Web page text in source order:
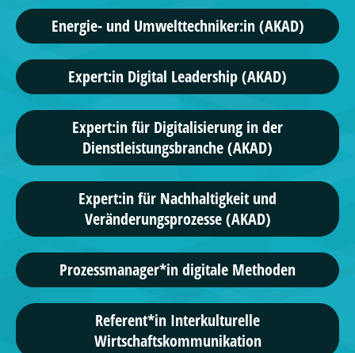
Energie- und Umwelttechniker:in (AKAD)
Expert:in Digital Leadership (AKAD)
Expert:in für Digitalisierung in der
Dienstleistungsbranche (AKAD)
Expert:in für Nachhaltigkeit und
Veränderungsprozesse (AKAD)
Prozessmanager*in digitale Methoden
Referent*in Interkulturelle
Wirtschaftskommunikation